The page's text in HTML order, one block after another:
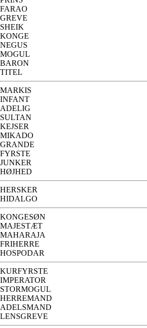
FARAO
GREVE
SHEIK
KONGE
NEGUS
MOGUL
BARON
TITEL
MARKIS
INFANT
ADELIG
SULTAN
KEJSER
MIKADO
GRANDE
FYRSTE
JUNKER
HØJHED
HERSKER
HIDALGO
KONGESØN
MAJESTÆT
MAHARAJA
FRIHERRE
HOSPODAR
KURFYRSTE
IMPERATOR
STORMOGUL
HERREMAND
ADELSMAND
LENSGREVE